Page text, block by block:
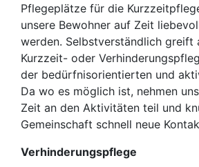
Pflegeplätze für die
unsere Bewohner auf Zeit
werden. Selbstverständlich greift
Kurzzeit- oder
der bedürfnisorientierten und
Da wo es möglich ist, nehmen
Zeit an den Aktivitäten teil und
Gemeinschaft schnell neue
Verhinderungspflege